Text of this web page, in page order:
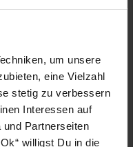
um unsere
eine Vielzahl
stetig zu verbessern
Interessen auf
und Partnerseiten
willigst Du in die
beschreibbar
& Whiteboards